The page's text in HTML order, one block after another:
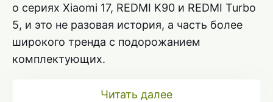
о сериях Xiaomi 17, REDMI K90 и REDMI Turbo
5, и это не разовая история, а часть более
широкого тренда с подорожанием
комплектующих.
Читать далее